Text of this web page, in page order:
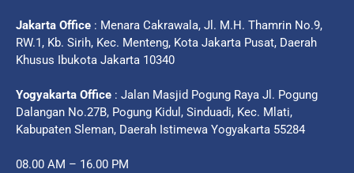
Jakarta Office : Menara Cakrawala, Jl. M.H. Thamrin No.9,
RW.1, Kb. Sirih, Kec. Menteng, Kota Jakarta Pusat, Daerah
Khusus Ibukota Jakarta 10340
Yogyakarta Office : Jalan Masjid Pogung Raya Jl. Pogung
Dalangan No.27B, Pogung Kidul, Sinduadi, Kec. Mlati,
Kabupaten Sleman, Daerah Istimewa Yogyakarta 55284
08.00 AM – 16.00 PM